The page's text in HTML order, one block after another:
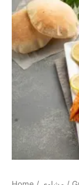
content
Grilled
Chicken
دجاج
quantity